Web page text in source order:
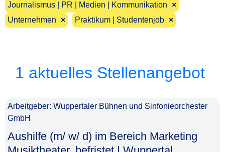
Journalismus | PR | Medien | Kommunikation ×
Unternehmen × Praktikum | Studentenjob ×
1 aktuelles Stellenangebot
Arbeitgeber: Wuppertaler Bühnen und Sinfonieorchester
GmbH
Aushilfe (m/ w/ d) im Bereich Marketing